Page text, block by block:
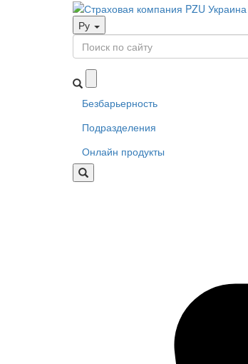
Ру
Безбарьерность
Подразделения
Онлайн продукты